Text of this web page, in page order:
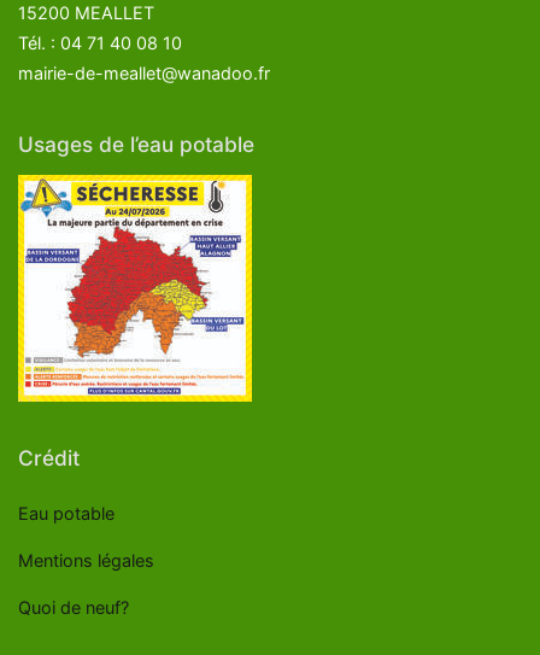
15200 MEALLET
Tél. : 04 71 40 08 10
mairie-de-meallet@wanadoo.fr
Usages de l’eau potable
Crédit
Eau potable
Mentions légales
Quoi de neuf?